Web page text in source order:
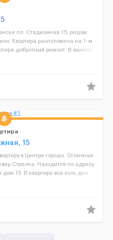
пл. Стадионная 15, рядом
Квартира расположена на 1-м
добротный ремонт. В ванной
машина...
15
в Центре города. Отличная
Стрелка. Находится по адресу
15. В квартире все есть для
вода, пос...